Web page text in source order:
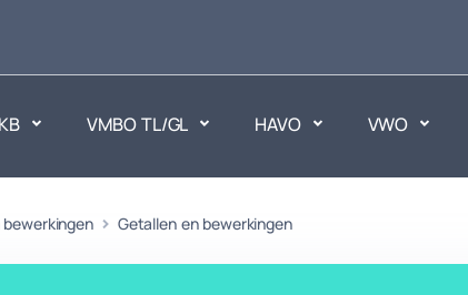
VMBO TL/GL HAVO VWO
Maatschappijvakken
Geen vakken.
Getallen en bewerkingen